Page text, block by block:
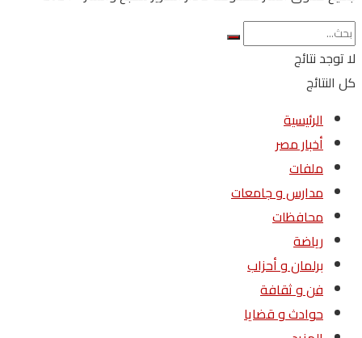
لا توجد نتائج
كل النتائج
الرئيسية
أخبار مصر
ملفات
مدارس و جامعات
محافظات
رياضة
برلمان و أحزاب
فن و ثقافة
حوادث و قضايا